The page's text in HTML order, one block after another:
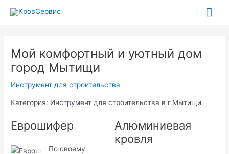
содержимому
Мой комфортный и уютный дом
город Мытищи
Инструмент для строительства
Категория: Инструмент для строительства в г.Мытищи
Еврошифер
По своему
Алюминиевая
кровля